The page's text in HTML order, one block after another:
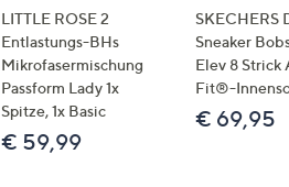
LITTLE ROSE 2
Entlastungs-BHs
Mikrofasermischung
Passform Lady 1x
Spitze, 1x Basic
€ 59,99
SKECHERS
Sneaker
Elev 8 Strick
Fit®-
€ 69,95